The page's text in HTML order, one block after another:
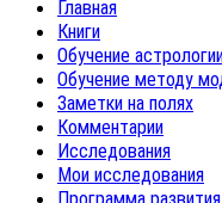
Главная
Книги
Обучение
Обучение методу
Заметки на полях
Комментарии
Исследования
Мои исследования